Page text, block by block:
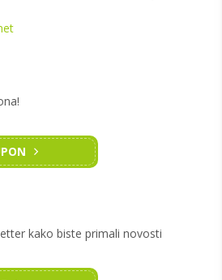
kako biste primali novosti